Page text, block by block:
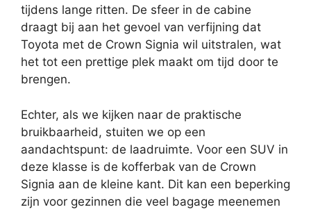
tijdens lange ritten. De sfeer in de cabine
draagt bij aan het gevoel van verfijning dat
Toyota met de Crown Signia wil uitstralen, wat
het tot een prettige plek maakt om tijd door te
brengen.
Echter, als we kijken naar de praktische
bruikbaarheid, stuiten we op een
aandachtspunt: de laadruimte. Voor een SUV in
deze klasse is de kofferbak van de Crown
Signia aan de kleine kant. Dit kan een beperking
zijn voor gezinnen die veel bagage meenemen